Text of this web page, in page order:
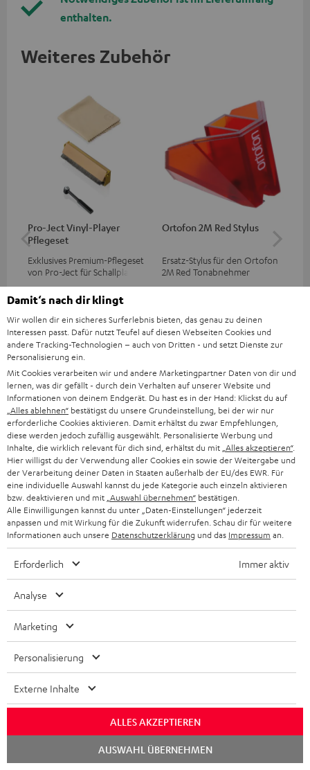
enthalten.
Weiteres Zubehör
Pro-Ject Vinyl-Player
Pflegeset
Exklusives Premium-Pflegeset
von Pro-Ject für Schallplatten
Webshop erhältlich
39, €
Ortofon 2M Red Stylus
Ersatz-Stylus für den Ortofon
2M Red Tonabnehmer
69, €
Lieferumfang
ULTIMA 40 KOMBO VINYL 250
2 × Stand-Lautsprecher UL 40 Mk3 18 (Stk.) – Schwarz
1 × Stoffrahmen m. Logo für UL 40 Mk3/UL 40 Active Mk2 (ET)
– Schwarz
1 × rote Gummifüße (4 Stk.) für UL 20/40 Mk3 18 (ET)
1 × CD Receiver KB 62 CR – Schwarz
1 × Stromkabel – Schwarz
1 × Fernbedienung KB 62 CR (ET) – Schwarz
1 × FM/DAB-Antenne für KB 62 CR (ET) – Schwarz
1 × Lautsprecherkabel für KB 62 CR 2 x 5 m (ET)
2 × AAA-Batterie
1 × DUAL DT 250 USB – Schwarz
1 × USB-Kabel – Schwarz
1 × Stereo-Cinch-Kabel 3.0m - C7030A – Schwarz
Damit‘s nach dir klingt
Wir wollen dir ein sicheres Surferlebnis bieten, das genau zu deinen
Interessen passt. Dafür nutzt Teufel auf diesen Webseiten Cookies und
andere Tracking-Technologien – auch von Dritten - und setzt Dienste zur
Personalisierung ein.
Mit Cookies verarbeiten wir und andere Marketingpartner Daten von dir und
lernen, was dir gefällt - durch dein Verhalten auf unserer Website und
Informationen von deinem Endgerät. Du hast es in der Hand: Klickst du auf
„Alles ablehnen“ bestätigst du unsere Grundeinstellung, bei der wir nur
erforderliche Cookies aktivieren. Damit erhältst du zwar Empfehlungen,
diese werden jedoch zufällig ausgewählt. Personalisierte Werbung und
Inhalte, die wirklich relevant für dich sind, erhältst du mit „Alles akzeptieren“.
Hier willigst du der Verwendung aller Cookies ein sowie der Weitergabe und
der Verarbeitung deiner Daten in Staaten außerhalb der EU/des EWR. Für
eine individuelle Auswahl kannst du jede Kategorie auch einzeln aktivieren
bzw. deaktivieren und mit „Auswahl übernehmen“ bestätigen.
Alle Einwilligungen kannst du unter „Daten-Einstellungen“ jederzeit
anpassen und mit Wirkung für die Zukunft widerrufen. Schau dir für weitere
Informationen auch unsere Datenschutzerklärung und das Impressum an.
Erforderlich Immer aktiv
Analyse
Marketing
Personalisierung
Externe Inhalte
ALLES AKZEPTIEREN
AUSWAHL ÜBERNEHMEN